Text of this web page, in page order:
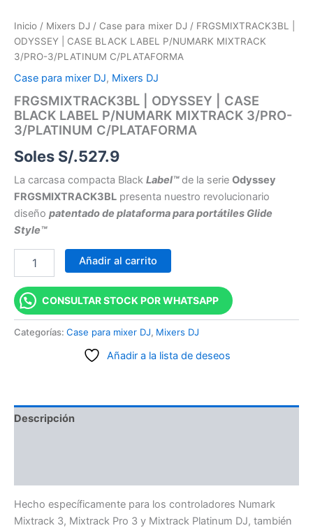
Inicio / Mixers DJ / Case para mixer DJ / FRGSMIXTRACK3BL |
ODYSSEY | CASE BLACK LABEL P/NUMARK MIXTRACK
3/PRO-3/PLATINUM C/PLATAFORMA
Case para mixer DJ, Mixers DJ
FRGSMIXTRACK3BL | ODYSSEY | CASE
BLACK LABEL P/NUMARK MIXTRACK 3/PRO-
3/PLATINUM C/PLATAFORMA
Soles S/.527.9
La carcasa compacta Black Label™de la serie Odyssey
FRGSMIXTRACK3BL presenta nuestro revolucionario
diseño patentado de plataforma para portátiles Glide
Style™
Añadir al carrito
CONSULTAR STOCK POR WHATSAPP
Categorías: Case para mixer DJ, Mixers DJ
Añadir a la lista de deseos
Descripción
Hecho específicamente para los controladores Numark
Mixtrack 3, Mixtrack Pro 3 y Mixtrack Platinum DJ, también